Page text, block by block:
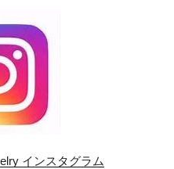
インスタグラム